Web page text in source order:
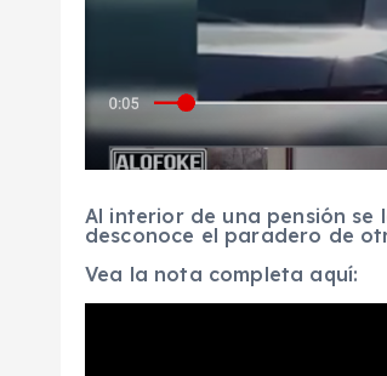
Al interior de una pensión se
desconoce el paradero de
Vea la nota completa aquí: